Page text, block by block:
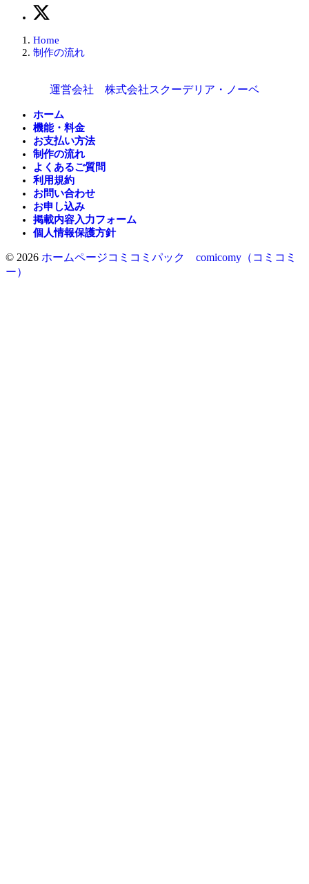
Home
制作の流れ
運営会社 株式会社スクーデリア・ノーベ
ホーム
機能・料金
お支払い方法
制作の流れ
よくあるご質問
利用規約
お問い合わせ
お申し込み
掲載内容入力フォーム
個人情報保護方針
© 2026 ホームページコミコミパック comicomy（コミコミ
ー）